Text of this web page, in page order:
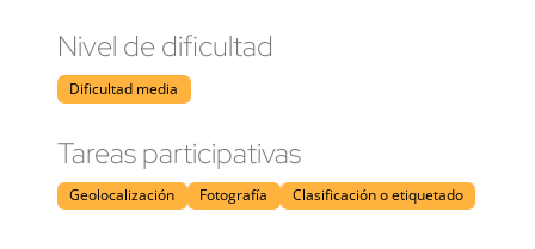
Nivel de dificultad
Dificultad media
Tareas participativas
Geolocalización Fotografía Clasificación o etiquetado